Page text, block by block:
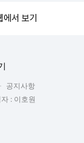
서 보기
공지사항
: 이호원